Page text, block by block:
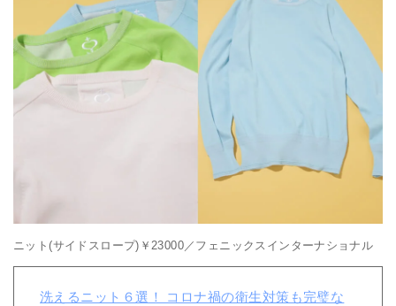
ニット(サイドスロープ)￥23000／フェニックスインターナショナル
洗えるニット６選！ コロナ禍の衛生対策も完璧な